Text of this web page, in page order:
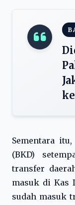
Sementara
(BKD)
transfer
masuk di Kas
sudah masuk